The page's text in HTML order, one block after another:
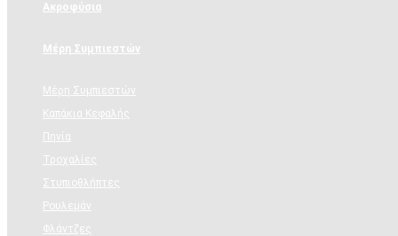
Ακροφύσια
Μέρη Συμπιεστών
Μέρη Συμπιεστών
Καπάκια Κεφαλής
Πηνία
Τροχαλίες
Στυπιοθλήπτες
Ρουλεμάν
Φλάντζες